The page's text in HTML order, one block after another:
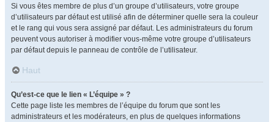
Si vous êtes membre de plus d’un groupe d’utilisateurs, votre groupe
d’utilisateurs par défaut est utilisé afin de déterminer quelle sera la couleur
et le rang qui vous sera assigné par défaut. Les administrateurs du forum
peuvent vous autoriser à modifier vous-même votre groupe d’utilisateurs
par défaut depuis le panneau de contrôle de l’utilisateur.
Haut
Qu’est-ce que le lien « L’équipe » ?
Cette page liste les membres de l’équipe du forum que sont les
administrateurs et les modérateurs, en plus de quelques informations